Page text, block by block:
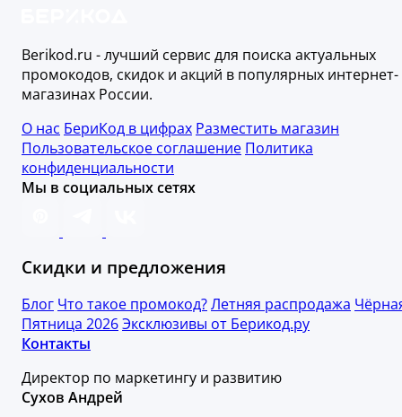
Berikod.ru - лучший сервис для поиска актуальных
промокодов, скидок и акций в популярных интернет-
магазинах России.
О нас БериКод в цифрах Разместить магазин
Пользовательское соглашение Политика
конфиденциальности
Мы в социальных сетях
Скидки и предложения
Блог Что такое промокод?Летняя распродажа
Пятница 2026Эксклюзивы от Берикод.ру
Контакты
Директор по маркетингу и развитию
Сухов Андрей